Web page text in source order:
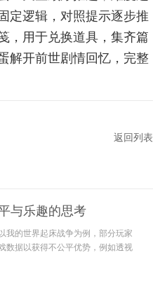
定逻辑，对照提示逐步推
，用于兑换道具，集齐篇
解开前世剧情回忆，完整
返回列表
与乐趣的思考
我的世界起床战争为例，部分玩家
数据以获得不公平优势，例如透视